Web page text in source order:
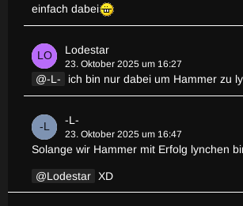
einfach dabei
Lodestar
23. Oktober 2025 um 16:27
-L- ich bin nur dabei um Hammer zu
-L-
23. Oktober 2025 um 16:47
Solange wir Hammer mit Erfolg lynchen
Lodestar XD